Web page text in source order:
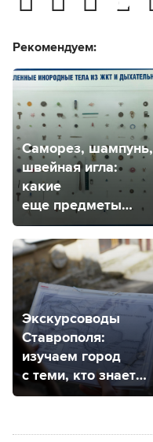
Рекомендуем:
Саморез, шампунь,
швейная игла:
какие
еще предметы
извлекают
из маленьких
пациентов врачи
в Ставрополе?
Экскурсоводы
Ставрополя:
изучаем город
с теми, кто знает
его от и до